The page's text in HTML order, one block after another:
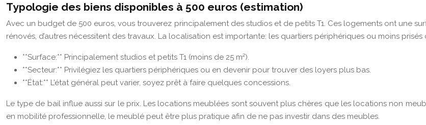
Typologie des biens disponibles à 500 euros (estimation)
Avec un budget de 500 euros, vous trouverez principalement des studios et de petits T1. Ces logements ont une
rénovés, d’autres nécessitent des travaux. La localisation est importante: les quartiers périphériques ou moins prisés
**Surface:** Principalement studios et petits T1 (moins de 25 m²).
**Secteur:** Privilégiez les quartiers périphériques ou en devenir pour trouver des loyers plus bas.
**État:** L’état général peut varier, soyez prêt à faire quelques concessions.
Le type de bail influe aussi sur le prix. Les locations meublées sont souvent plus chères que les locations non
en mobilité professionnelle, le meublé peut être plus pratique afin de ne pas investir dans des meubles.